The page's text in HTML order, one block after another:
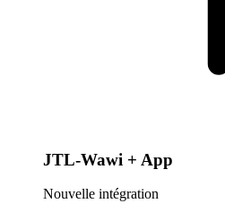
JTL-Wawi + App
Nouvelle intégration